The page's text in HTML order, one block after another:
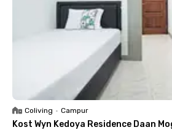
Coliving • Campur
Kost Wyn Kedoya Residence Daan